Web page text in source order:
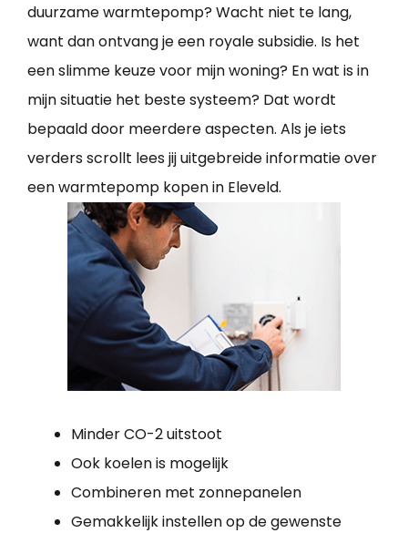
duurzame warmtepomp? Wacht niet te lang,
want dan ontvang je een royale subsidie. Is het
een slimme keuze voor mijn woning? En wat is in
mijn situatie het beste systeem? Dat wordt
bepaald door meerdere aspecten. Als je iets
verders scrollt lees jij uitgebreide informatie over
een warmtepomp kopen in Eleveld.
Minder CO-2 uitstoot
Ook koelen is mogelijk
Combineren met zonnepanelen
Gemakkelijk instellen op de gewenste